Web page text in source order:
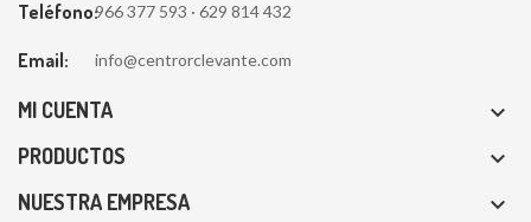
Teléfono:966 377 593 · 629 814 432
Email: info@centrorclevante.com
MI CUENTA 
PRODUCTOS 
NUESTRA EMPRESA 